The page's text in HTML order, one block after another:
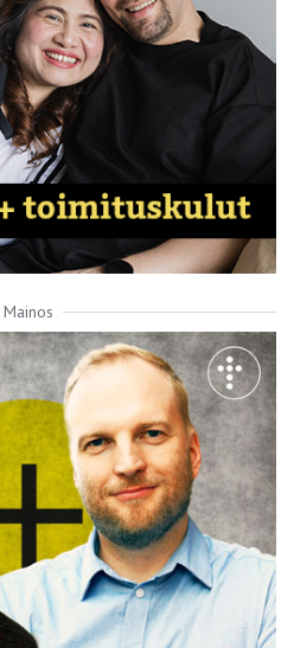
Mainos